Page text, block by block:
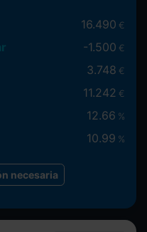
16.490 €
-1.500 €
3.748 €
11.242 €
12.66 %
10.99 %
necesaria